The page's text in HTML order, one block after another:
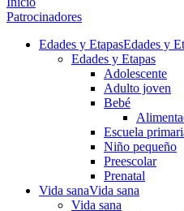
Patrocinadores
Edades y EtapasEdades y
Edades y Etapas
Adolescente
Adulto joven
Bebé
Escuela
Niño pequeño
Preescolar
Prenatal
Vida sanaVida sana
Vida sana